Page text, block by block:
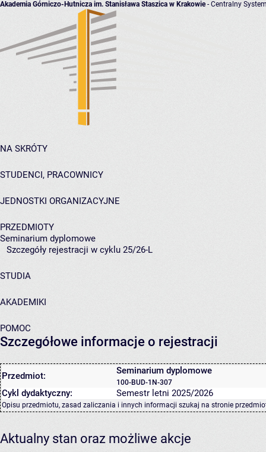
Akademia Górniczo-Hutnicza im. Stanisława Staszica w Krakowie- Centralny
NA SKRÓTY
STUDENCI, PRACOWNICY
JEDNOSTKI ORGANIZACYJNE
PRZEDMIOTY
Seminarium dyplomowe
Szczegóły rejestracji w cyklu 25/26-L
STUDIA
AKADEMIKI
POMOC
Szczegółowe informacje o rejestracji
Przedmiot: Seminarium dyplomowe
100-BUD-1N-307
Cykl dydaktyczny: Semestr letni 2025/2026
Opisu przedmiotu, zasad zaliczania i innych informacji szukaj na stronie
Aktualny stan oraz możliwe akcje